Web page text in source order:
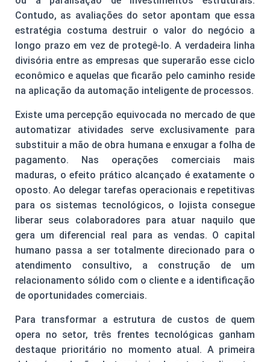
Contudo, as avaliações do setor apontam que essa
estratégia costuma destruir o valor do negócio a
longo prazo em vez de protegê-lo. A verdadeira linha
divisória entre as empresas que superarão esse ciclo
econômico e aquelas que ficarão pelo caminho reside
na aplicação da automação inteligente de processos.
Existe uma percepção equivocada no mercado de que
automatizar atividades serve exclusivamente para
substituir a mão de obra humana e enxugar a folha de
pagamento. Nas operações comerciais mais
maduras, o efeito prático alcançado é exatamente o
oposto. Ao delegar tarefas operacionais e repetitivas
para os sistemas tecnológicos, o lojista consegue
liberar seus colaboradores para atuar naquilo que
gera um diferencial real para as vendas. O capital
humano passa a ser totalmente direcionado para o
atendimento consultivo, a construção de um
relacionamento sólido com o cliente e a identificação
de oportunidades comerciais.
Para transformar a estrutura de custos de quem
opera no setor, três frentes tecnológicas ganham
destaque prioritário no momento atual. A primeira